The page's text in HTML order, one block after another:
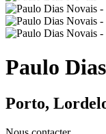
Paulo
Porto,